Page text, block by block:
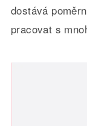
dostává
pracovat s